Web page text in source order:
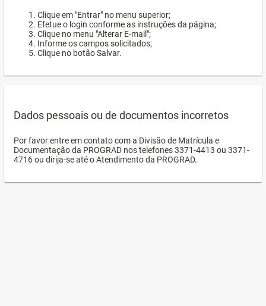
Clique em "Entrar" no menu superior;
Efetue o login conforme as instruções da página;
Clique no menu "Alterar E-mail";
Informe os campos solicitados;
Clique no botão Salvar.
Dados pessoais ou de documentos incorretos
Por favor entre em contato com a Divisão de Matrícula e
Documentação da PROGRAD nos telefones 3371-4413 ou 3371-
4716 ou dirija-se até o Atendimento da PROGRAD.